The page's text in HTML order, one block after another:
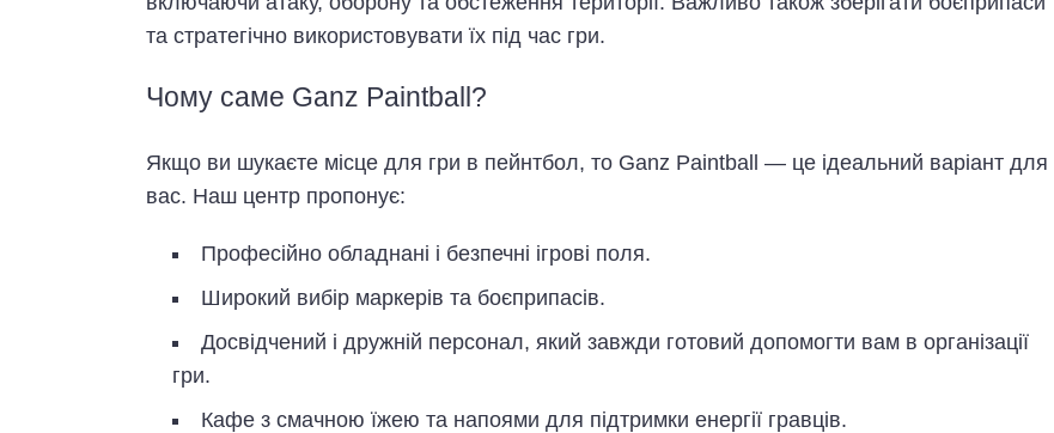
та стратегічно використовувати їх під час гри.
Чому саме Ganz Paintball?
Якщо ви шукаєте місце для гри в пейнтбол, то Ganz Paintball — це ідеальний варіант для
вас. Наш центр пропонує:
Професійно обладнані і безпечні ігрові поля.
Широкий вибір маркерів та боєприпасів.
Досвідчений і дружній персонал, який завжди готовий допомогти вам в організації
гри.
Кафе з смачною їжею та напоями для підтримки енергії гравців.